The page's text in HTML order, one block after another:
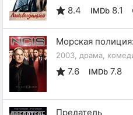
8.4 IMDb 8.1
Морская
2003, драма,
7.6 IMDb 7.8
Предатель